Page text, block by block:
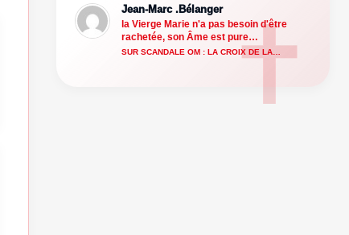
Jean-Marc .Bélanger
la Vierge Marie n'a pas besoin d'être
rachetée, son Âme est pure…
SUR SCANDALE OM : LA CROIX DE LA…